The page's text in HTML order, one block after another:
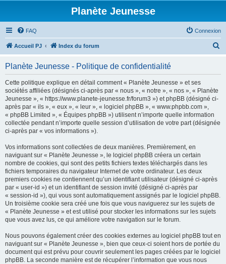
Planète Jeunesse
FAQ Connexion
Accueil PJ Index du forum
Planète Jeunesse - Politique de confidentialité
Cette politique explique en détail comment « Planète Jeunesse » et ses
sociétés affiliées (désignés ci-après par « nous », « notre », « nos », « Planète
Jeunesse », « https://www.planete-jeunesse.fr/forum3 ») et phpBB (désigné ci-
après par « ils », « eux », « leur », « logiciel phpBB », « www.phpbb.com »,
« phpBB Limited », « Équipes phpBB ») utilisent n’importe quelle information
collectée pendant n’importe quelle session d’utilisation de votre part (désignée
ci-après par « vos informations »).
Vos informations sont collectées de deux manières. Premièrement, en
naviguant sur « Planète Jeunesse », le logiciel phpBB créera un certain
nombre de cookies, qui sont des petits fichiers textes téléchargés dans les
fichiers temporaires du navigateur Internet de votre ordinateur. Les deux
premiers cookies ne contiennent qu’un identifiant utilisateur (désigné ci-après
par « user-id ») et un identifiant de session invité (désigné ci-après par
« session-id »), qui vous sont automatiquement assignés par le logiciel phpBB.
Un troisième cookie sera créé une fois que vous naviguerez sur les sujets de
« Planète Jeunesse » et est utilisé pour stocker les informations sur les sujets
que vous avez lus, ce qui améliore votre navigation sur le forum.
Nous pouvons également créer des cookies externes au logiciel phpBB tout en
naviguant sur « Planète Jeunesse », bien que ceux-ci soient hors de portée du
document qui est prévu pour couvrir seulement les pages créées par le logiciel
phpBB. La seconde manière est de récupérer l’information que vous nous